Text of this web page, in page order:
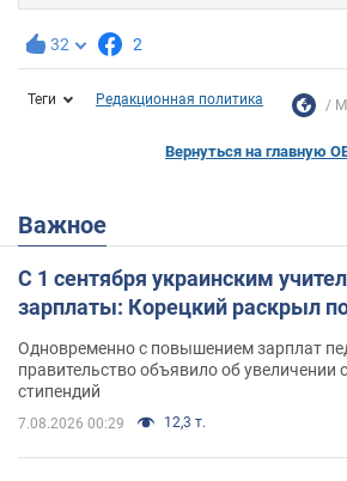
32 2
Теги Редакционная политика
Вернуться на главную
Важное
С 1 сентября украинским
зарплаты: Корецкий раскрыл
Одновременно с повышением зарплат
правительство объявило об увеличении
стипендий
7.08.2026 00:29 12,3 т.